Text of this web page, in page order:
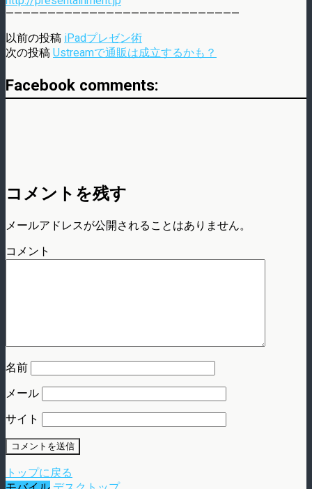
————————————————————————————
以前の投稿 iPadプレゼン術
次の投稿 Ustreamで通販は成立するかも？
Facebook comments:
コメントを残す
メールアドレスが公開されることはありません。
コメント
名前
メール
サイト
トップに戻る